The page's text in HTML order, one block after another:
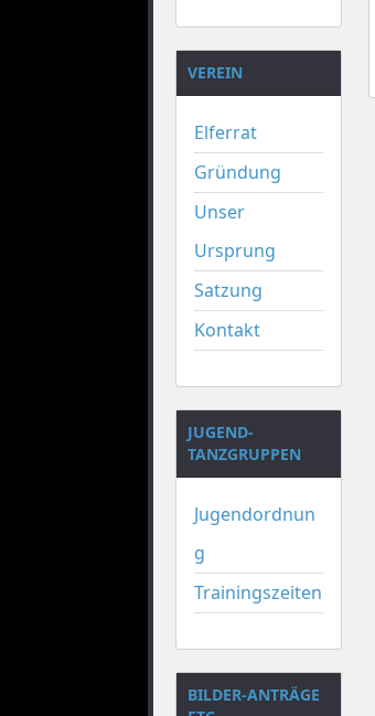
VEREIN
Elferrat
Gründung
Unser
Ursprung
Satzung
Kontakt
JUGEND-
TANZGRUPPEN
Jugendordnun
g
Trainingszeiten
BILDER-ANTRÄGE